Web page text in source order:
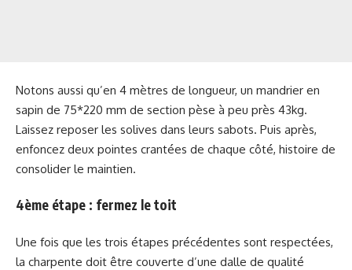
Notons aussi qu’en 4 mètres de longueur, un mandrier en
sapin de 75*220 mm de section pèse à peu près 43kg.
Laissez reposer les solives dans leurs sabots. Puis après,
enfoncez deux pointes crantées de chaque côté, histoire de
consolider le maintien.
4ème étape : fermez le toit
Une fois que les trois étapes précédentes sont respectées,
la charpente doit être couverte d’une dalle de qualité